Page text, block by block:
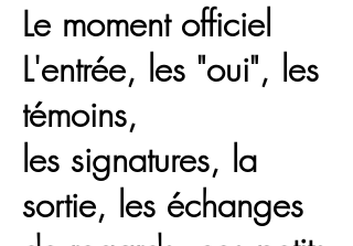
Le moment officiel
L'entrée, les "oui", les
témoins,
les signatures, la
sortie, les échanges